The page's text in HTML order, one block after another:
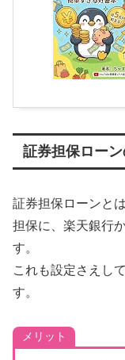
証券担保ローン
証券担保ローンと
担保に、楽天銀行
す。
これも設定さえし
す。
メリット